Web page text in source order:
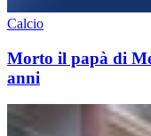
Calcio
Morto il papà di
anni